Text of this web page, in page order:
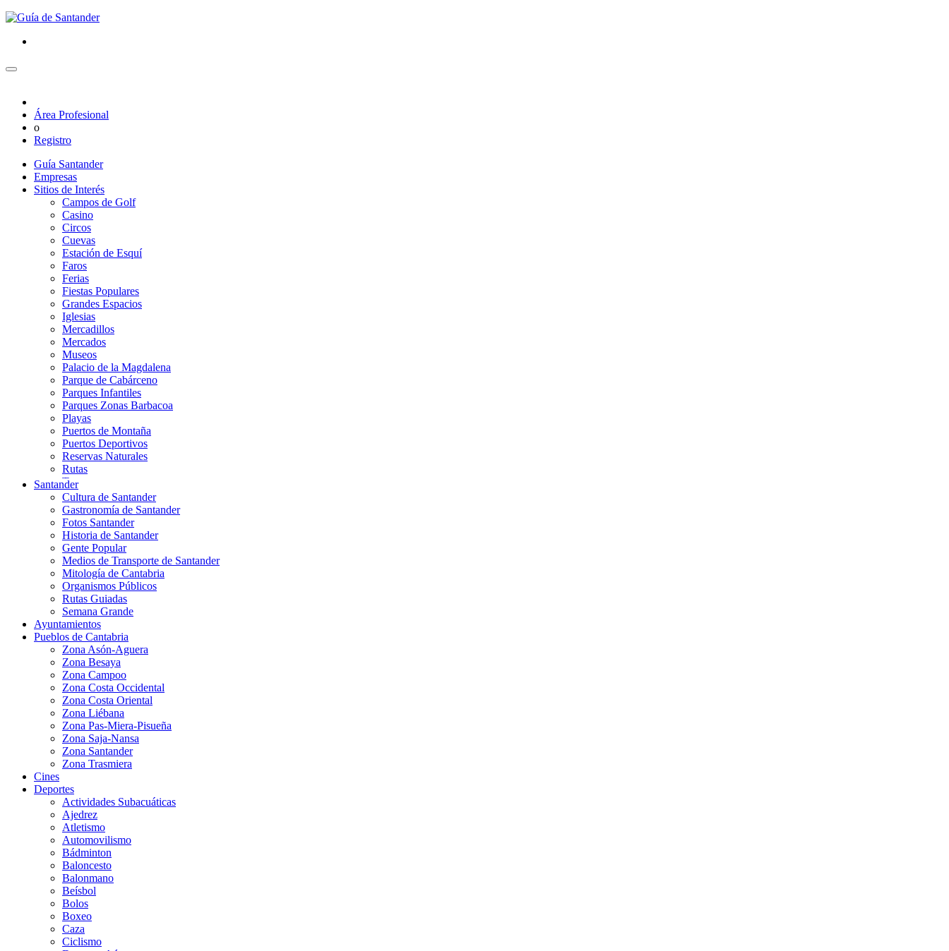
Área Profesional
o
Registro
Guía Santander
Empresas
Sitios de Interés
Campos de Golf
Casino
Circos
Cuevas
Estación de Esquí
Faros
Ferias
Fiestas Populares
Grandes Espacios
Iglesias
Mercadillos
Mercados
Museos
Palacio de la Magdalena
Parque de Cabárceno
Parques Infantiles
Parques Zonas Barbacoa
Playas
Puertos de Montaña
Puertos Deportivos
Reservas Naturales
Rutas
Teatros
Teléferico
Zoológicos
Santander
Cultura de Santander
Gastronomía de Santander
Fotos Santander
Historia de Santander
Gente Popular
Medios de Transporte de Santander
Mitología de Cantabria
Organismos Públicos
Rutas Guiadas
Semana Grande
Ayuntamientos
Pueblos de Cantabria
Zona Asón-Aguera
Zona Besaya
Zona Campoo
Zona Costa Occidental
Zona Costa Oriental
Zona Liébana
Zona Pas-Miera-Pisueña
Zona Saja-Nansa
Zona Santander
Zona Trasmiera
Cines
Deportes
Actividades Subacuáticas
Ajedrez
Atletismo
Automovilismo
Bádminton
Baloncesto
Balonmano
Beísbol
Bolos
Boxeo
Caza
Ciclismo